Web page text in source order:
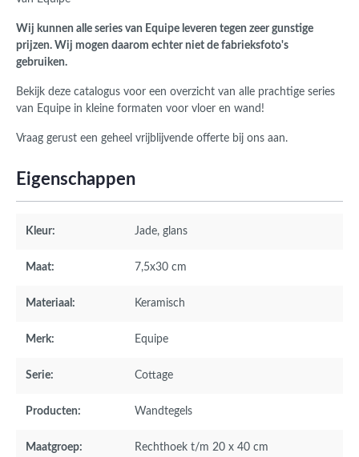
Wij kunnen alle series van Equipe leveren tegen zeer gunstige
prijzen. Wij mogen daarom echter niet de fabrieksfoto's
gebruiken.
Bekijk deze catalogus voor een overzicht van alle prachtige series
van Equipe in kleine formaten voor vloer en wand!
Vraag gerust een geheel vrijblijvende offerte bij ons aan.
Eigenschappen
Kleur: Jade, glans
Maat: 7,5x30 cm
Materiaal: Keramisch
Merk: Equipe
Serie: Cottage
Producten: Wandtegels
Maatgroep: Rechthoek t/m 20 x 40 cm